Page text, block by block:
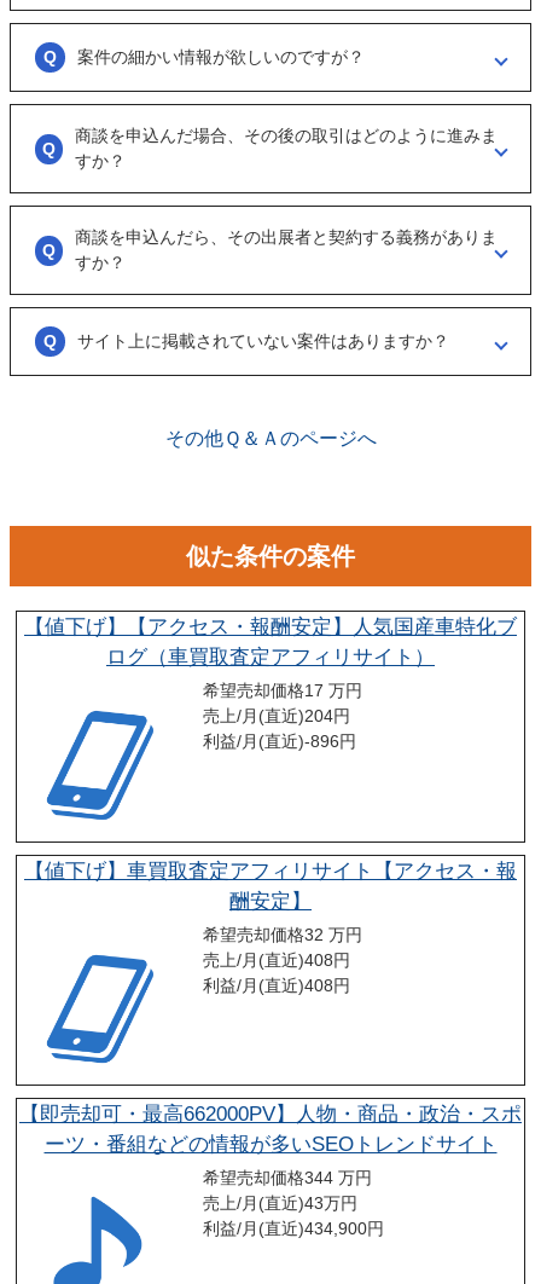
可能であれば、詳細情報を出して欲しいと連絡ください。
大変申し訳ございません。こちらも、回答がない出展者には返事をする
ように催促をしております。
ただ、案件を見ていない方もおられるので、数日経っても返信がない場
案件の細かい情報が欲しいのですが？
「商談を申し込む」ボタンから案件の詳細情報をリクエストしてくださ
オンラインとは言え対人のやりとりですので、丁寧な言葉遣いを心掛け
商談を申込んだ場合、その後の取引はどのように進みま
すか？
実際に出展者（仲介案件の場合、仲介担当者）とのメッセージのやりと
りになります。
具体的に購入を考えた場合は、一度、出展者とのオンライン面談を行う
商談を申込んだら、その出展者と契約する義務がありま
すか？
ございません。まずは、商談でどのような事業なのかを確認する目的も
あるため、気軽に商談申し込みを行ってください。
サイト上に掲載されていない案件はありますか？
その他Ｑ＆Ａのページへ
似た条件の案件
【値下げ】【アクセス・報酬安定】人気国産車特化ブ
ログ（車買取査定アフィリサイト）
希望売却価格17 万円
売上/月(直近)204円
利益/月(直近)-896円
【値下げ】車買取査定アフィリサイト【アクセス・報
酬安定】
希望売却価格32 万円
売上/月(直近)408円
利益/月(直近)408円
【即売却可・最高662000PV】人物・商品・政治・スポ
ーツ・番組などの情報が多いSEOトレンドサイト
希望売却価格344 万円
売上/月(直近)43万円
利益/月(直近)434,900円